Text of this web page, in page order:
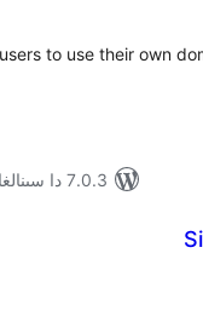
to use their own
7.0.3 دا سىنالغان